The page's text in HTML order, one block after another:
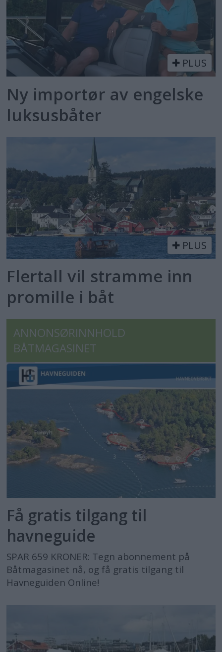
PLUS
Ny importør av engelske
luksusbåter
PLUS
Flertall vil stramme inn
promille i båt
ANNONSØRINNHOLD
BÅTMAGASINET
Få gratis tilgang til
havneguide
SPAR 659 KRONER: Tegn abonnement på
Båtmagasinet nå, og få gratis tilgang til
Havneguiden Online!